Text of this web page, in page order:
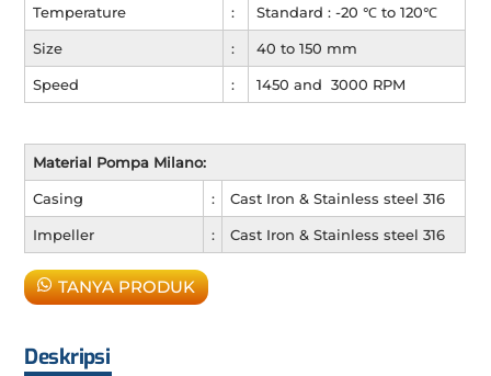
Temperature : Standard : -20 ℃ to 120℃
Size : 40 to 150 mm
Speed : 1450 and 3000 RPM
Material Pompa Milano:
Casing : Cast Iron & Stainless steel 316
Impeller : Cast Iron & Stainless steel 316
TANYA PRODUK
Deskripsi